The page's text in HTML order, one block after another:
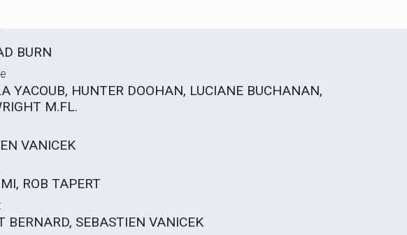
BURN
YACOUB, HUNTER DOOHAN, LUCIANE BUCHANAN,
M.FL.
VANICEK
ROB TAPERT
BERNARD, SEBASTIEN VANICEK